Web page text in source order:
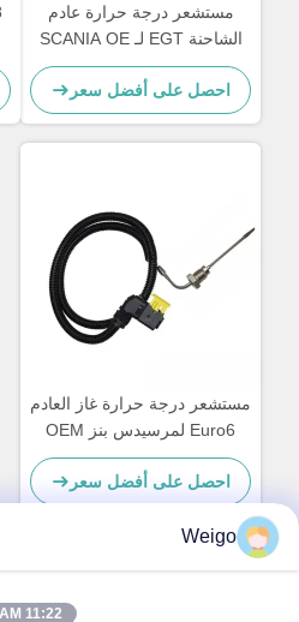
مستشعر درجة حرارة عادم
الشاحنة EGT لـ SCANIA OE
2265872 2253825 1882567
احصل على أفضل سعر
مستشعر درجة حرارة غاز العادم
Euro6 لمرسيدس بنز OEM
75424918 0105423518
A0075424918
احصل على أفضل سعر
Weigo
11:22 AM